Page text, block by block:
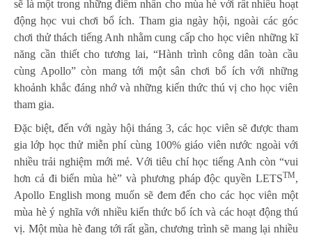
sẽ là một trong những điểm nhấn cho mùa hè với rất nhiều hoạt
động học vui chơi bổ ích. Tham gia ngày hội, ngoài các góc
chơi thử thách tiếng Anh nhằm cung cấp cho học viên những kĩ
năng cần thiết cho tương lai, “Hành trình công dân toàn cầu
cùng Apollo” còn mang tới một sân chơi bổ ích với những
khoảnh khắc đáng nhớ và những kiến thức thú vị cho học viên
tham gia.
Đặc biệt, đến với ngày hội tháng 3, các học viên sẽ được tham
gia lớp học thử miễn phí cùng 100% giáo viên nước ngoài với
nhiều trải nghiệm mới mẻ. Với tiêu chí học tiếng Anh còn “vui
hơn cả đi biển mùa hè” và phương pháp độc quyền LETSTM,
Apollo English mong muốn sẽ đem đến cho các học viên một
mùa hè ý nghĩa với nhiều kiến thức bổ ích và các hoạt động thú
vị. Một mùa hè đang tới rất gần, chương trình sẽ mang lại nhiều